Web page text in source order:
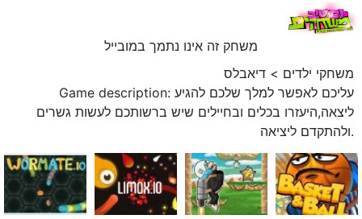
משחק זה אינו נתמך במובייל
משחקי ילדים > דיאבלס
Game description: עליכם לאפשר למלך שלכם להגיע
ליצאה,היעזרו בכלים ובחיילים שיש ברשותכם לעשות גשרים
ולהתקדם ליציאה.